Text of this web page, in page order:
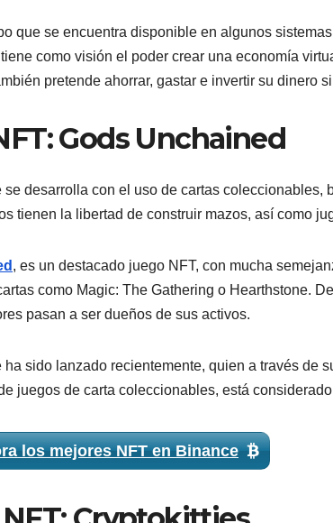
que se encuentra disponible en algunos
tiene como visión el poder crear una economía
pretende ahorrar, gastar e invertir su dinero
Gods Unchained
se desarrolla con el uso de cartas coleccionables,
tienen la libertad de construir mazos, así como
, es un destacado juego NFT, con mucha
como Magic: The Gathering o Hearthstone.
pasan a ser dueños de sus activos.
ha sido lanzado recientemente, quien a través de
juegos de carta coleccionables, está
los mejores NFT en Binance